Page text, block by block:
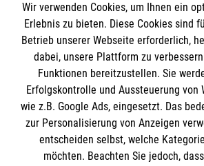
Informationen
Impressum
Datenschutz
Kontakt
Die Malteser
Wir verwenden Cookies, um Ihnen ein
Erlebnis zu bieten. Diese Cookies sind
Betrieb unserer Webseite erforderlich,
dabei, unsere Plattform zu
Funktionen bereitzustellen. Sie
Erfolgskontrolle und Aussteuerung von
wie z.B. Google Ads, eingesetzt. Das
zur Personalisierung von Anzeigen
entscheiden selbst, welche
möchten. Beachten Sie jedoch,